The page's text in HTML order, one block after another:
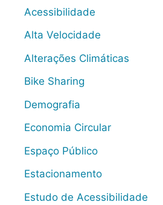
Acessibilidade
Alta Velocidade
Alterações Climáticas
Bike Sharing
Demografia
Economia Circular
Espaço Público
Estacionamento
Estudo de Acessibilidade